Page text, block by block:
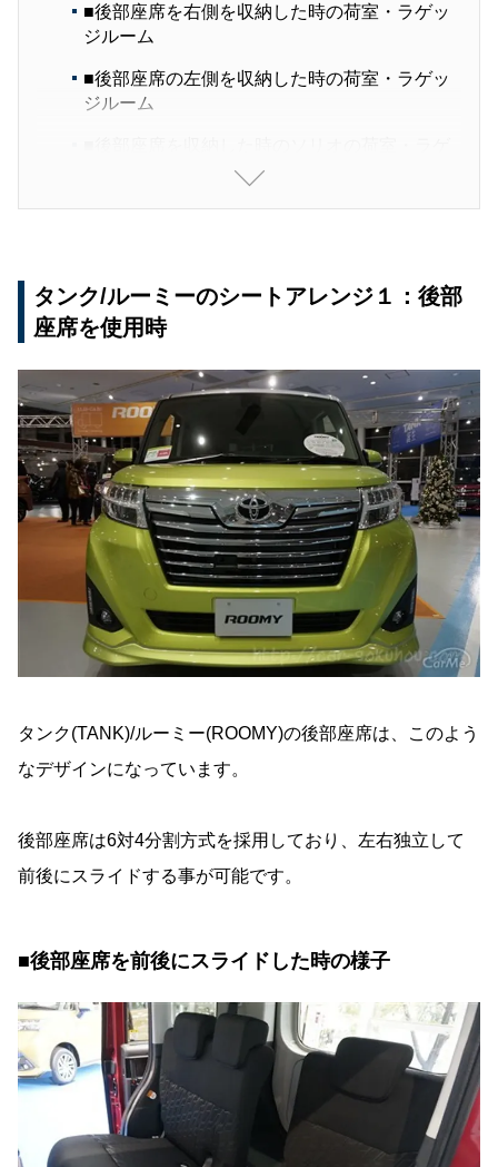
■後部座席を右側を収納した時の荷室・ラゲッ
ジルーム
■後部座席の左側を収納した時の荷室・ラゲッ
ジルーム
タンク/ルーミーのシートアレンジ２：後部座席
タンク/ルーミーのシートアレンジ３：フルフラ
ットモード
タンク/ルーミーで車中泊をする事はできる？
タンク/ルーミーのシートアレンジ１：後部
座席を使用時
タンク(TANK)/ルーミー(ROOMY)の後部座席は、このよう
なデザインになっています。
後部座席は6対4分割方式を採用しており、左右独立して
前後にスライドする事が可能です。
■後部座席を前後にスライドした時の様子